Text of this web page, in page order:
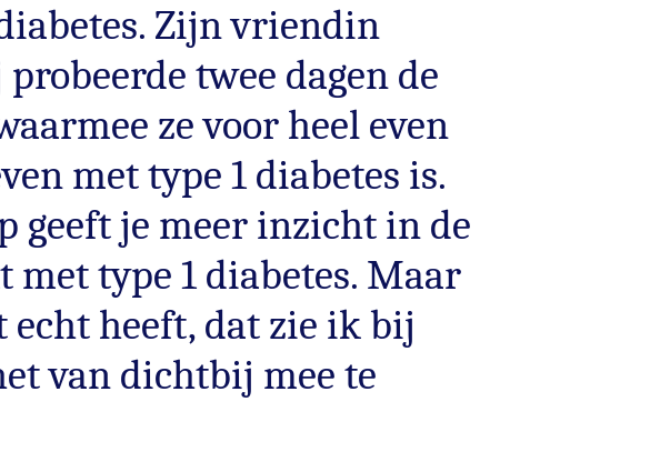
Zijn vriendin
twee dagen de
ze voor heel even
met type 1 diabetes is.
geeft je meer inzicht in de
met type 1 diabetes. Maar
echt heeft, dat zie ik bij
van dichtbij mee te